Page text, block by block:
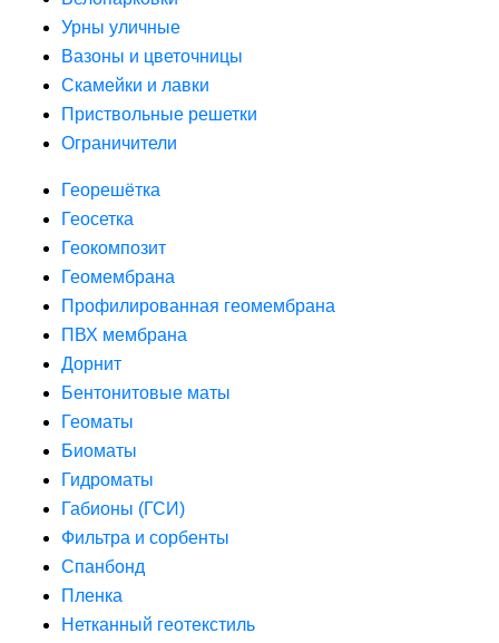
Урны уличные
Вазоны и цветочницы
Скамейки и лавки
Приствольные решетки
Ограничители
Георешётка
Геосетка
Геокомпозит
Геомембрана
Профилированная геомембрана
ПВХ мембрана
Дорнит
Бентонитовые маты
Геоматы
Биоматы
Гидроматы
Габионы (ГСИ)
Фильтра и сорбенты
Спанбонд
Пленка
Нетканный геотекстиль